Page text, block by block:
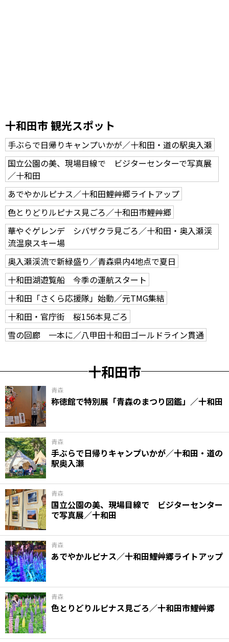
十和田市 観光スポット
手ぶらで日帰りキャンプいかが／十和田・道の駅奥入瀬
国立公園の美、現場目線で ビジターセンターで写真展
／十和田
あでやかルピナス／十和田鯉艸郷ライトアップ
色とりどりルピナス見ごろ／十和田市鯉艸郷
華やぐゲレンデ シバザクラ見ごろ／十和田・奥入瀬渓
流温泉スキー場
奥入瀬渓流で新緑盛り／青森県内4地点で夏日
十和田湖遊覧船 今季の運航スタート
十和田「さくら応援隊」始動／元TMG集結
十和田・官庁街 桜156本見ごろ
雪の回廊 一本に／八甲田十和田ゴールドライン貫通
十和田市
青森
称徳館で特別展「青森のまつり図鑑」／十和田
青森
手ぶらで日帰りキャンプいかが／十和田・道の
駅奥入瀬
青森
国立公園の美、現場目線で ビジターセンター
で写真展／十和田
青森
あでやかルピナス／十和田鯉艸郷ライトアップ
青森
色とりどりルピナス見ごろ／十和田市鯉艸郷